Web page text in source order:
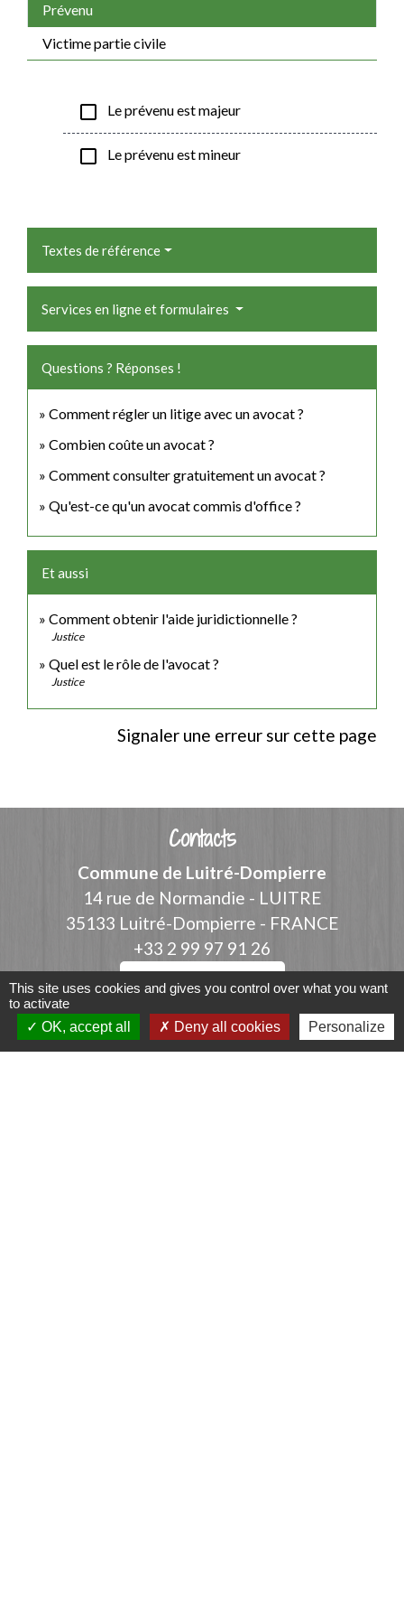
Prévenu
Victime partie civile
check_box_outline_blank Le prévenu est majeur
check_box_outline_blank Le prévenu est mineur
Textes de référence
Services en ligne et formulaires
Questions ? Réponses !
Comment régler un litige avec un avocat ?
Combien coûte un avocat ?
Comment consulter gratuitement un avocat ?
Qu'est-ce qu'un avocat commis d'office ?
Et aussi
Comment obtenir l'aide juridictionnelle ?
Justice
Quel est le rôle de l'avocat ?
Justice
Signaler une erreur sur cette page
Contacts
Commune de Luitré-Dompierre
14 rue de Normandie - LUITRE
35133 Luitré-Dompierre - FRANCE
+33 2 99 97 91 26
This site uses cookies and gives you control over what you want
to activate
OK, accept all
Deny all cookies Personalize